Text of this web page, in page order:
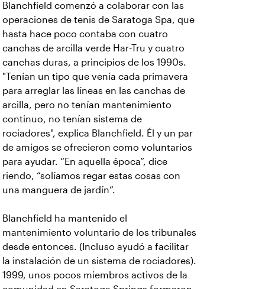
Blanchfield comenzó a colaborar con las
operaciones de tenis de Saratoga Spa, que
hasta hace poco contaba con cuatro
canchas de arcilla verde Har-Tru y cuatro
canchas duras, a principios de los 1990s.
"Tenían un tipo que venía cada primavera
para arreglar las líneas en las canchas de
arcilla, pero no tenían mantenimiento
continuo, no tenían sistema de
rociadores", explica Blanchfield. Él y un par
de amigos se ofrecieron como voluntarios
para ayudar. “En aquella época”, dice
riendo, “solíamos regar estas cosas con
una manguera de jardín”.
Blanchfield ha mantenido el
mantenimiento voluntario de los tribunales
desde entonces. (Incluso ayudó a facilitar
la instalación de un sistema de rociadores).
1999, unos pocos miembros activos de la